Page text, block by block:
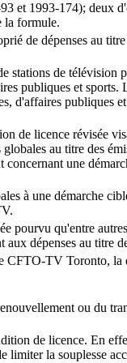
et 1993-174); deux
la formule.
de dépenses au
stations de
publiques et
d'affaires publiques
de licence révisée
au titre des
une
à une démarche
qu'entre
dépenses au titre
TV Toronto,
ou du
de licence. En
la souplesse